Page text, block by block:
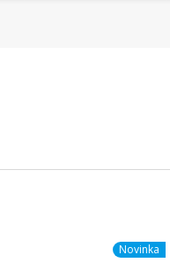
Novinka